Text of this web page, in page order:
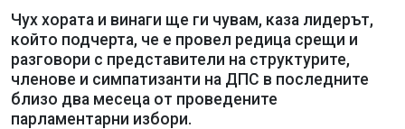
Чух хората и винаги ще ги чувам, каза лидерът,
който подчерта, че е провел редица срещи и
разговори с представители на структурите,
членове и симпатизанти на ДПС в последните
близо два месеца от проведените
парламентарни избори.